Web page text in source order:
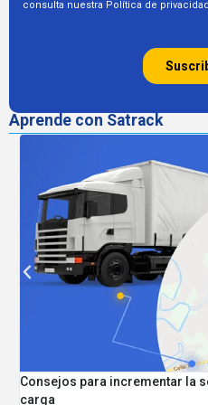
Aprende con Satrack
Consejos para incrementar la
carga